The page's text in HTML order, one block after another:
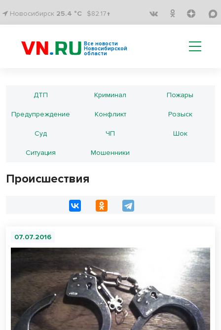
Новосибирск 25.4 °C $82.17↑
Все новости
Новосибирской
области
ДТП Криминал Пожары
Предупреждение Конфликт Розыск
Суд ЧП Шок
Ситуация Мошенники
Происшествия
07.07.2016